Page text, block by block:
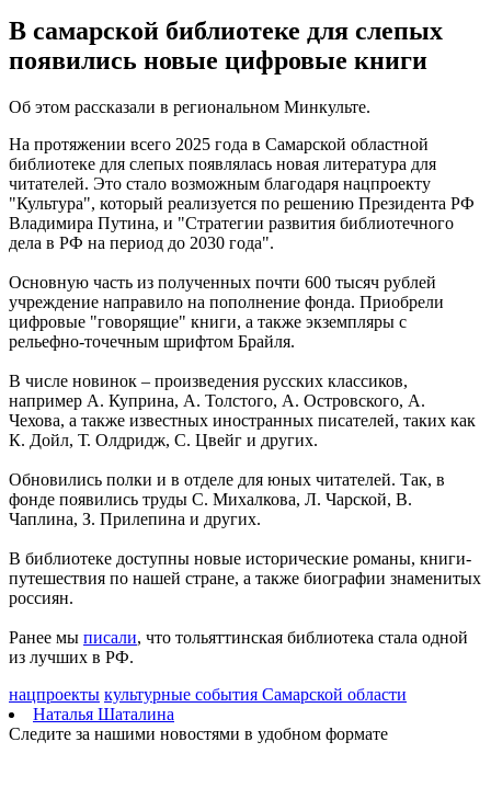
08.08.2026 | 21:07
Есть погибшие: в Ставропольском районе столкнулись две
моторные лодки
Вячеслав Федорищев – в топ-3 губернаторов по количеству
08.08.2026 | 20:01
Состав ХК ЦСК ВВС пополнили два нападающих
08.08.2026 | 19:39
Вячеслав Федорищев: "В Самарской области сильные,
спортивные и талантливые люди"
08.08.2026 | 19:11
уступили "Балтике"
08.08.2026 | 18:41
Вячеслав Федорищев: "У нас очень сильная федерация
прыжков на батуте"
Самарцев приглашают на бесплатные тренировки 9 августа
08.08.2026 | 17:38
8 августа в Самаре косят траву на 20-ти улицах
08.08.2026 | 17:08
программу с 1 сентября
08.08.2026 | 16:39
В Самарской области 8 августа объявили штормовое
08.08.2026 | 16:30
Вячеслав Федорищев вручил награды спортсменам, тренерам
и ветеранам
Где в Самаре отключат холодную воду с 10 по 12 августа:
список адресов
Ливень с грозой и жара до 35 °C ожидаются в Самарской
области 9 августа
08.08.2026 | 15:18
В самарской библиотеке для слепых
появились новые цифровые книги
Об этом рассказали в региональном Минкульте.
На протяжении всего 2025 года в Самарской областной
библиотеке для слепых появлялась новая литература для
читателей. Это стало возможным благодаря нацпроекту
"Культура", который реализуется по решению Президента РФ
Владимира Путина, и "Стратегии развития библиотечного
дела в РФ на период до 2030 года".
Основную часть из полученных почти 600 тысяч рублей
учреждение направило на пополнение фонда. Приобрели
цифровые "говорящие" книги, а также экземпляры с
рельефно-точечным шрифтом Брайля.
В числе новинок – произведения русских классиков,
например А. Куприна, А. Толстого, А. Островского, А.
Чехова, а также известных иностранных писателей, таких как
К. Дойл, Т. Олдридж, С. Цвейг и других.
Обновились полки и в отделе для юных читателей. Так, в
фонде появились труды С. Михалкова, Л. Чарской, В.
Чаплина, З. Прилепина и других.
В библиотеке доступны новые исторические романы, книги-
путешествия по нашей стране, а также биографии знаменитых
россиян.
Ранее мы писали, что тольяттинская библиотека стала одной
из лучших в РФ.
нацпроекты культурные события Самарской области
Наталья Шаталина
Следите за нашими новостями в удобном формате